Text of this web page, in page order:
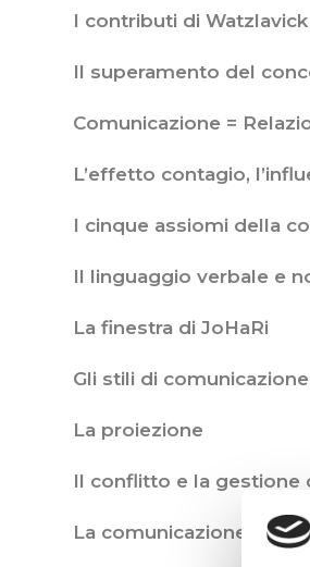
I contributi di
Il superamento del
Comunicazione =
L’effetto contagio,
I cinque assiomi della
Il linguaggio verbale e
La finestra di JoHaRi
Gli stili di
La proiezione
Il conflitto e la gestione
La comunicazione